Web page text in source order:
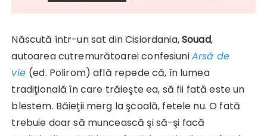
Născută într-un sat din Cisiordania,Souad,
autoarea cutremurătoarei confesiuniArsă de
vie (ed. Polirom) află repede că, în lumea
tradiţională în care trăieşte ea, să fii fată este un
blestem. Băieţii merg la şcoală, fetele nu. O fată
trebuie doar să muncească şi să-şi facă